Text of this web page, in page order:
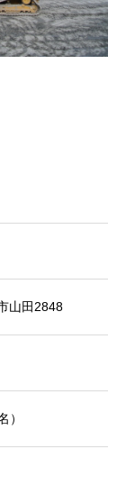
山田2848
）